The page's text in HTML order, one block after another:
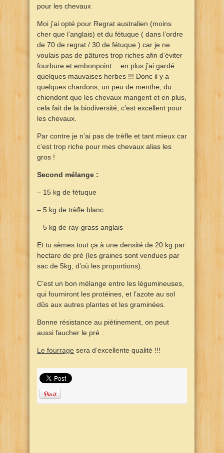
pour les chevaux
Moi j’ai opté pour Regrat australien (moins
cher que l’anglais) et du fétuque ( dans l’ordre
de 70 de regrat / 30 de fétuque ) car je ne
voulais pas de pâtures trop riches afin d’éviter
fourbure et embonpoint… en plus j’ai gardé
quelques mauvaises herbes !!! Donc il y a
quelques chardons, un peu de menthe, du
chiendent que les chevaux mangent et en plus,
cela fait de la biodiversité, c’est excellent pour
les chevaux.
Par contre je n’ai pas de trèfle et tant mieux car
c’est trop riche pour mes chevaux alias les
gros !
Second mélange :
– 15 kg de fétuque
– 5 kg de trèfle blanc
– 5 kg de ray-grass anglais
Et tu sèmes tout ça à une densité de 20 kg par
hectare de pré (les graines sont vendues par
sac de 5kg, d’où les proportions).
C’est un bon mélange entre les légumineuses,
qui fourniront les protéines, et l’azote au sol
dûs aux autres plantes et les graminées.
Bonne résistance au piétinement, on peut
aussi faucher le pré .
Le fourrage sera d’excellente qualité !!!